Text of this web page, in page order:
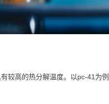
较高的热分解温度。以pc-41为